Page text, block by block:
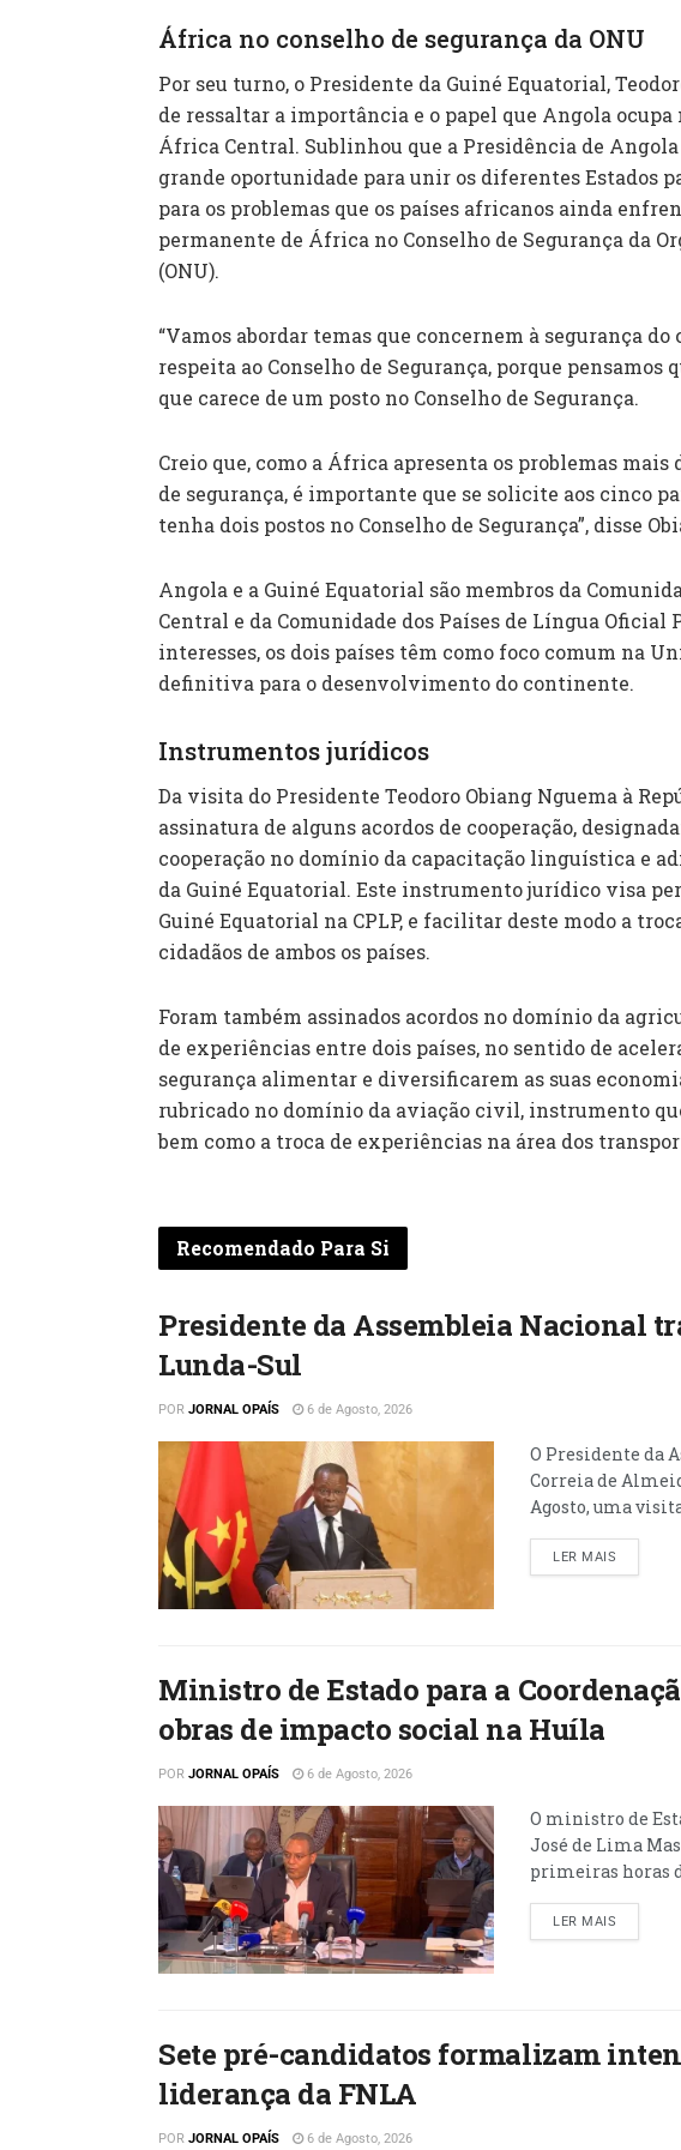
África no conselho de segurança da ONU
Por seu turno, o Presidente da Guiné Equatorial,
de ressaltar a importância e o papel que Angola ocupa
África Central. Sublinhou que a Presidência de
grande oportunidade para unir os diferentes Estados
para os problemas que os países africanos ainda
permanente de África no Conselho de Segurança da
(ONU).
“Vamos abordar temas que concernem à segurança
respeita ao Conselho de Segurança, porque
que carece de um posto no Conselho de Segurança.
Creio que, como a África apresenta os problemas
de segurança, é importante que se solicite aos cinco
tenha dois postos no Conselho de Segurança”, disse
Angola e a Guiné Equatorial são membros da
Central e da Comunidade dos Países de Língua Oficial
interesses, os dois países têm como foco comum na
definitiva para o desenvolvimento do continente.
Instrumentos jurídicos
Da visita do Presidente Teodoro Obiang Nguema à
assinatura de alguns acordos de cooperação,
cooperação no domínio da capacitação linguística e
da Guiné Equatorial. Este instrumento jurídico visa
Guiné Equatorial na CPLP, e facilitar deste modo a
cidadãos de ambos os países.
Foram também assinados acordos no domínio da
de experiências entre dois países, no sentido de
segurança alimentar e diversificarem as suas
rubricado no domínio da aviação civil, instrumento
bem como a troca de experiências na área dos
Recomendado Para Si
Presidente da Assembleia Nacional
Lunda-Sul
POR JORNAL OPAÍS 6 de Agosto, 2026
O Presidente da
Correia de
Agosto, uma
LER MAIS
Ministro de Estado para a
obras de impacto social na Huíla
POR JORNAL OPAÍS 6 de Agosto, 2026
O ministro de
José de Lima
primeiras horas
LER MAIS
Sete pré-candidatos formalizam
liderança da FNLA
POR JORNAL OPAÍS 6 de Agosto, 2026